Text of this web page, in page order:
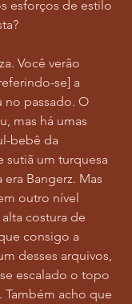
esforços de estilo
Você verão
se] a
no passado. O
mas há umas
bebê da
sutiã um turquesa
Bangerz. Mas
outro nível
costura de
consigo a
desses arquivos,
escalado o topo
Também acho que